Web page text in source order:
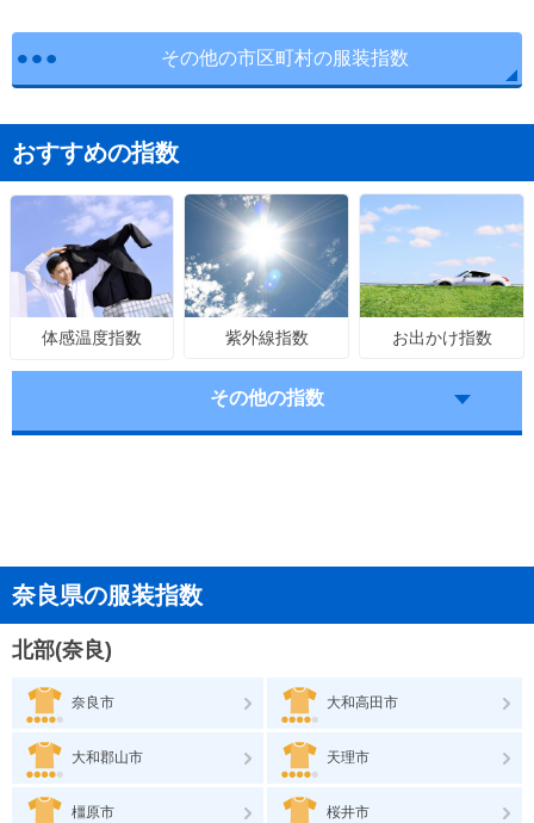
その他の市区町村の服装指数
おすすめの指数
体感温度指数 紫外線指数 お出かけ指数
その他の指数
奈良県の服装指数
北部(奈良)
奈良市 大和高田市
大和郡山市 天理市
橿原市 桜井市